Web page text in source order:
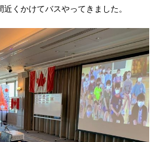
くかけてバスやってきました。